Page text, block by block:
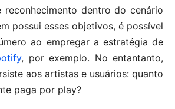
reconhecimento dentro do cenário
possui esses objetivos, é possível
ao empregar a estratégia de
, por exemplo. No entantanto,
aos artistas e usuários: quanto
paga por play?